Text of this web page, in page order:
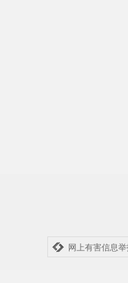
网上有害信息